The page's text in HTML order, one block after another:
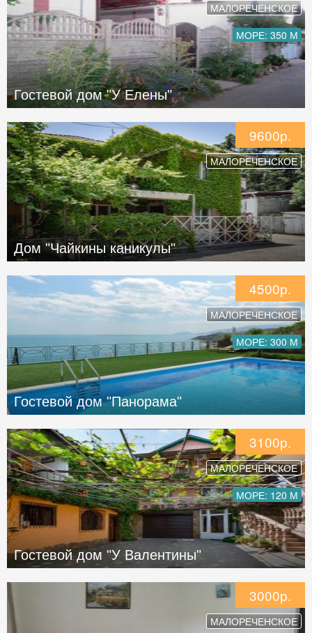
МАЛОРЕЧЕНСКОЕ
МОРЕ: 350 М
Гостевой дом "У Елены"
9600р.
МАЛОРЕЧЕНСКОЕ
Дом "Чайкины каникулы"
4500р.
МАЛОРЕЧЕНСКОЕ
МОРЕ: 300 М
Гостевой дом "Панорама"
3100р.
МАЛОРЕЧЕНСКОЕ
МОРЕ: 120 М
Гостевой дом "У Валентины"
3000р.
МАЛОРЕЧЕНСКОЕ